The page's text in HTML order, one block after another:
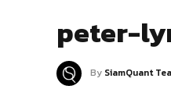
peter-
By SiamQuant